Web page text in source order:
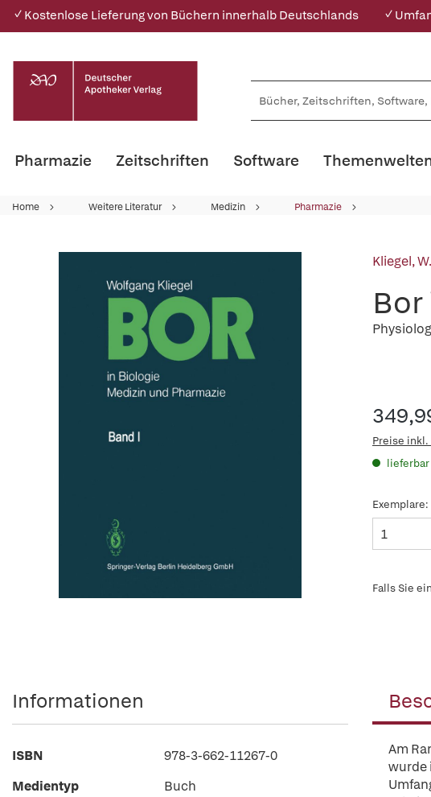
✓ Kostenlose Lieferung von Büchern innerhalb Deutschlands ✓
Pharmazie Zeitschriften Software
Home Weitere Literatur Medizin Pharmazie
Kliegel, W.
Preise inkl.
lieferbar
Exemplare:
Falls Sie
Am
wurde
Informationen
ISBN
978-3-662-11267-0
Medientyp
Buch